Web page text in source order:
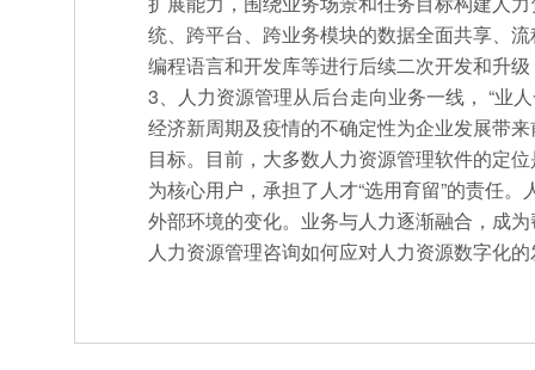
统、跨平台、跨业务模块的数据全面共享、
编程语言和开发库等进行后续二次开发和升
3、人力资源管理从后台走向业务一线， “业
经济新周期及疫情的不确定性为企业发展带
目标。目前，大多数人力资源管理软件的定
为核心用户，承担了人才“选用育留”的责任
外部环境的变化。业务与人力逐渐融合，成
人力资源管理咨询如何应对人力资源数字化